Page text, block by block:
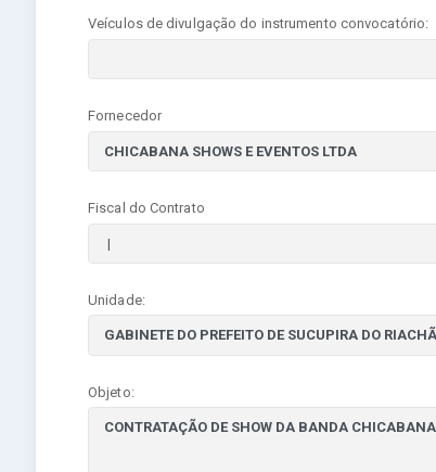
Veículos de divulgação do instrumento convocatório:
Fornecedor
Fiscal do Contrato
Unidade:
Objeto: